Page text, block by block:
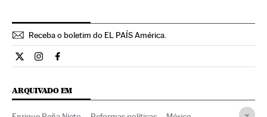
Receba o boletim do EL PAÍS América.
Economia El País Brasil en Twitter
Economia El País Brasil en Instagram
Economia El País Brasil en Facebook
ARQUIVADO EM